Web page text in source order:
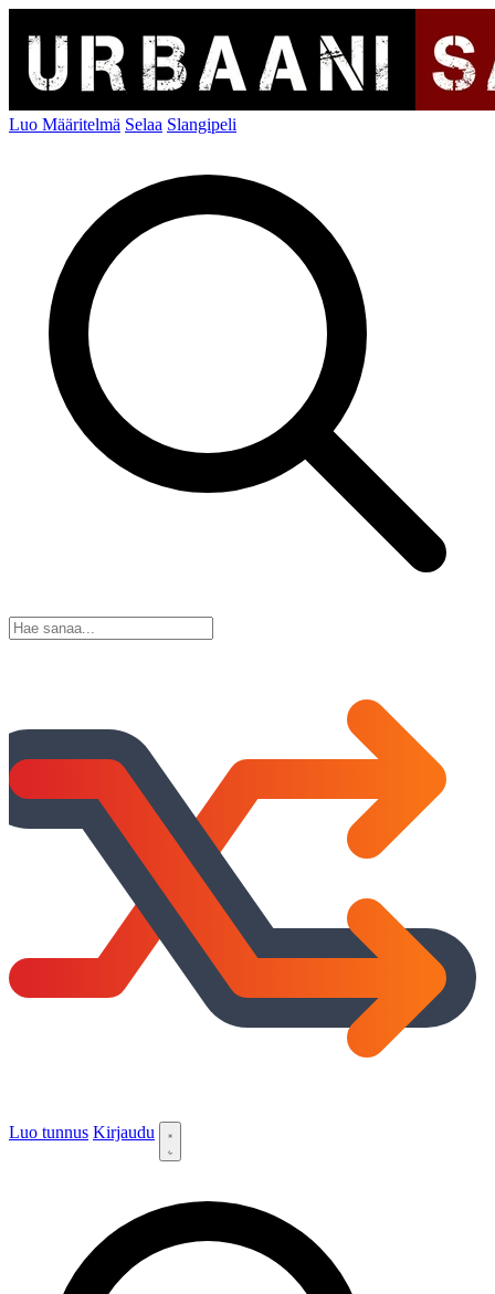
Luo Määritelmä Selaa Slangipeli
Luo tunnus Kirjaudu